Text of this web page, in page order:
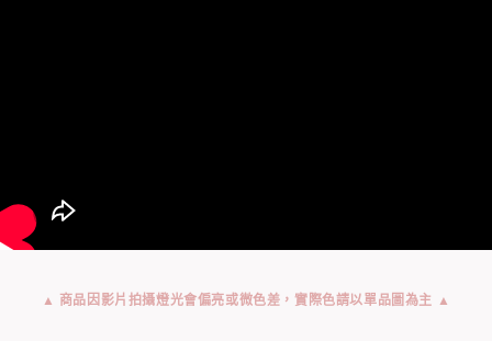
▲ 商品因影片拍攝燈光會偏亮或微色差，實際色請以單品圖為主 ▲